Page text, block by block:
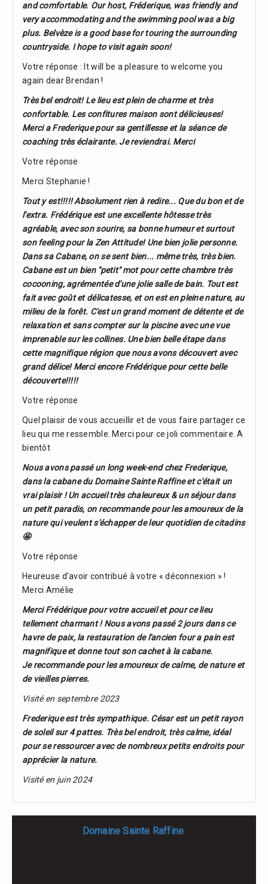
and comfortable. Our host, Fréderique, was friendly and
very accommodating and the swimming pool was a big
plus. Belvèze is a good base for touring the surrounding
countryside. I hope to visit again soon!
Votre réponse : It will be a pleasure to welcome you
again dear Brendan !
Très bel endroit! Le lieu est plein de charme et très
confortable. Les confitures maison sont délicieuses!
Merci a Frederique pour sa gentillesse et la séance de
coaching très éclairante. Je reviendrai. Merci
Votre réponse
Merci Stephanie !
Tout y est!!!!! Absolument rien à redire... Que du bon et de
l'extra. Frédérique est une excellente hôtesse très
agréable, avec son sourire, sa bonne humeur et surtout
son feeling pour la Zen Attitude! Une bien jolie personne.
Dans sa Cabane, on se sent bien... même très, très bien.
Cabane est un bien "petit" mot pour cette chambre très
cocooning, agrémentée d'une jolie salle de bain. Tout est
fait avec goût et délicatesse, et on est en pleine nature, au
milieu de la forêt. C'est un grand moment de détente et de
relaxation et sans compter sur la piscine avec une vue
imprenable sur les collines. Une bien belle étape dans
cette magnifique région que nous avons découvert avec
grand délice! Merci encore Frédérique pour cette belle
découverte!!!!!
Votre réponse
Quel plaisir de vous accueillir et de vous faire partager ce
lieu qui me ressemble. Merci pour ce joli commentaire. A
bientôt
Nous avons passé un long week-end chez Frederique,
dans la cabane du Domaine Sainte Raffine et c'était un
vrai plaisir ! Un accueil très chaleureux & un séjour dans
un petit paradis, on recommande pour les amoureux de la
nature qui veulent s'échapper de leur quotidien de citadins
🤩
Votre réponse
Heureuse d'avoir contribué à votre « déconnexion » !
Merci Amélie
Merci Frédérique pour votre accueil et pour ce lieu
tellement charmant ! Nous avons passé 2 jours dans ce
havre de paix, la restauration de l'ancien four a pain est
magnifique et donne tout son cachet à la cabane.
Je recommande pour les amoureux de calme, de nature et
de vieilles pierres.
Visité en septembre 2023
Frederique est très sympathique. César est un petit rayon
de soleil sur 4 pattes. Très bel endroit, très calme, idéal
pour se ressourcer avec de nombreux petits endroits pour
apprécier la nature.
Visité en juin 2024
Domaine Sainte Raffine